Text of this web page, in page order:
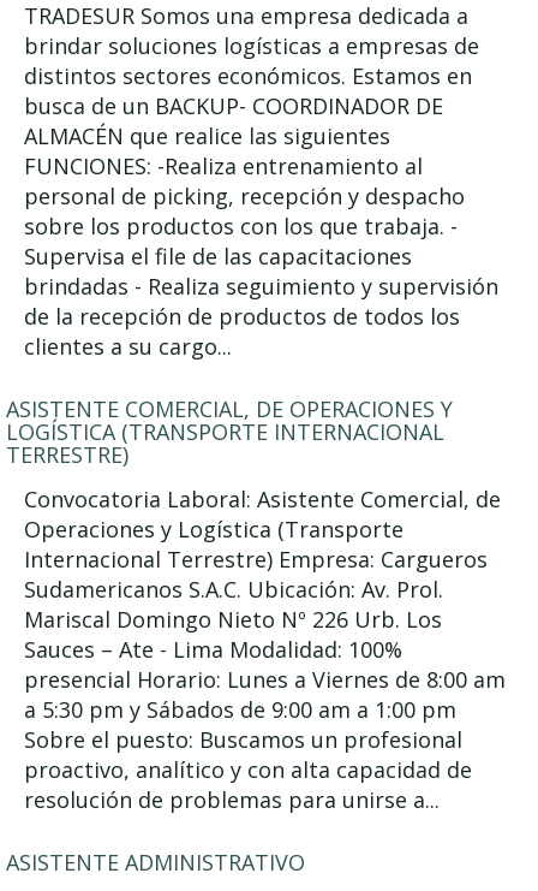
TRADESUR Somos una empresa dedicada a
brindar soluciones logísticas a empresas de
distintos sectores económicos. Estamos en
busca de un BACKUP- COORDINADOR DE
ALMACÉN que realice las siguientes
FUNCIONES: -Realiza entrenamiento al
personal de picking, recepción y despacho
sobre los productos con los que trabaja. -
Supervisa el file de las capacitaciones
brindadas - Realiza seguimiento y supervisión
de la recepción de productos de todos los
clientes a su cargo...
ASISTENTE COMERCIAL, DE OPERACIONES Y
LOGÍSTICA (TRANSPORTE INTERNACIONAL
TERRESTRE)
Convocatoria Laboral: Asistente Comercial, de
Operaciones y Logística (Transporte
Internacional Terrestre) Empresa: Cargueros
Sudamericanos S.A.C. Ubicación: Av. Prol.
Mariscal Domingo Nieto Nº 226 Urb. Los
Sauces – Ate - Lima Modalidad: 100%
presencial Horario: Lunes a Viernes de 8:00 am
a 5:30 pm y Sábados de 9:00 am a 1:00 pm
Sobre el puesto: Buscamos un profesional
proactivo, analítico y con alta capacidad de
resolución de problemas para unirse a...
ASISTENTE ADMINISTRATIVO